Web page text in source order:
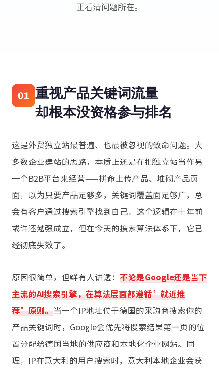
正看清问题所在。
01 重视产品关键词流量
却根本没资格参与排名
这是外贸独立站最普遍、也最被忽视的致命问题。大
多数企业建站的思路，本质上还是在把独立站当作另
一个B2B平台来经营——拼命上传产品、堆砌产品页
面，以为只要产品足够多，关键词覆盖面足够广，总
会有客户通过搜索引擎找到自己。这个逻辑在十年前
或许还勉强成立，但在今天的搜索算法体系下，它已
经彻底失效了。
原因很简单，但鲜有人讲透： 不论是Google还是当下
主流的AI搜索引擎，在算法层面都遵循”就近推
荐”原则。当一个IP地址位于德国的采购商搜索你的
产品关键词时，Google会优先将搜索结果第一页的位
置分配给德国当地的供应商和本地化企业网站。同
理，IP在意大利的用户搜索时，意大利本地企业会获